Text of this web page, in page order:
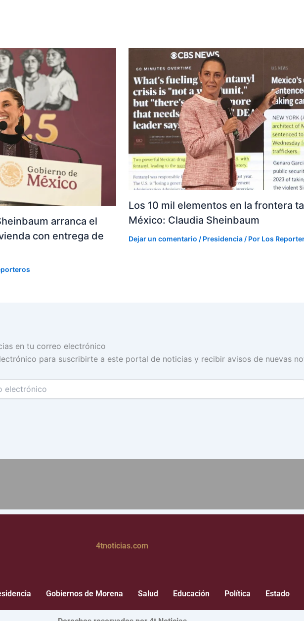
arranca el
con entrega de
Los 10 mil elementos en la frontera
México: Claudia Sheinbaum
Dejar un comentario / Presidencia/ Por Los
en tu correo electrónico
para suscribirte a este portal de noticias y recibir avisos de nuevas
4tnoticias.com
Gobiernos de Morena Salud Educación Política Estado